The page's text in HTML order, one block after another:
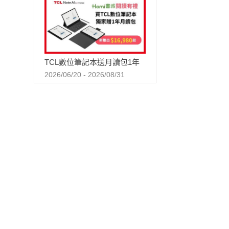
TCL數位筆記本送月讀包1年
2026/06/20 - 2026/08/31